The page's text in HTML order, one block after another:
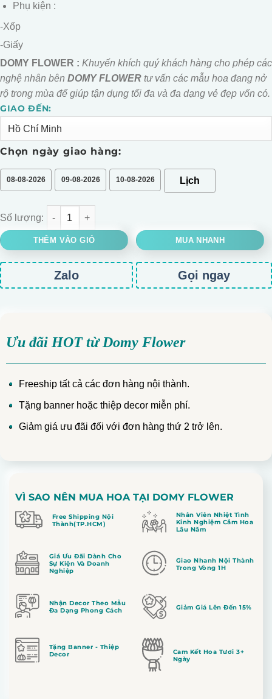
Phụ kiện :
-Xốp
-Giấy
DOMY FLOWER : Khuyến khích quý khách hàng cho phép các
nghệ nhân bên DOMY FLOWER tư vấn các mẫu hoa đang nở
rộ trong mùa để giúp tận dụng tối đa và đa dạng vẻ đẹp vốn có.
GIAO ĐẾN:
Chọn ngày giao hàng:
08-08-2026 09-08-2026 10-08-2026
BÓ HOA GẤU BÔNG CHÚC BÉ NGỦ NGON số lượng
THÊM VÀO GIỎ MUA NHANH
Alternative:
Zalo Gọi ngay
Ưu đãi HOT từ Domy Flower
Freeship tất cả các đơn hàng nội thành.
Tặng banner hoặc thiệp decor miễn phí.
Giảm giá ưu đãi đối với đơn hàng thứ 2 trở lên.
VÌ SAO NÊN MUA HOA TẠI DOMY FLOWER
Free Shipping Nội
Thành(TP.HCM)
Nhân Viên Nhiệt Tình
Kinh Nghiệm Cắm Hoa
Lâu Năm
Giá Ưu Đãi Dành Cho
Sự Kiện Và Doanh
Nghiệp
Giao Nhanh Nội Thành
Trong Vòng 1H
Nhận Decor Theo Mẫu
Đa Dạng Phong Cách
Giảm Giá Lên Đến 15%
Tặng Banner - Thiệp
Decor
Cam Kết Hoa Tươi 3+
Ngày